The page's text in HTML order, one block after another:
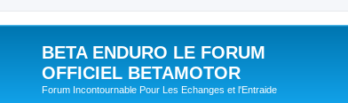
BETA ENDURO LE FORUM
OFFICIEL BETAMOTOR
Forum Incontournable Pour Les Echanges et l'Entraide